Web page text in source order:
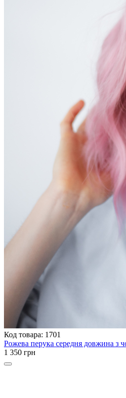
Код товара: 1701
Рожева перука середня довжина з
1 350 грн